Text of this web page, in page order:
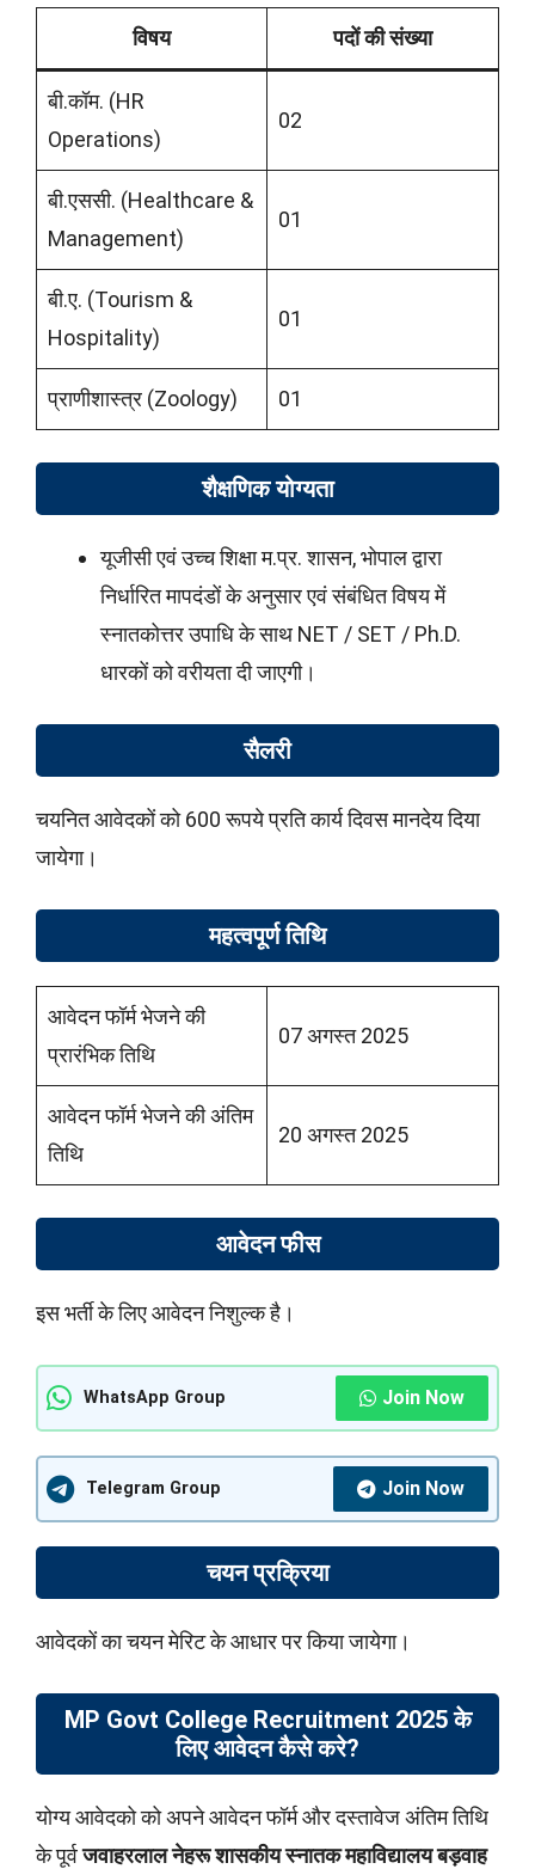
विषय पदों की संख्या
बी.कॉम. (HR
Operations)
02
बी.एससी. (Healthcare &
Management)
01
बी.ए. (Tourism &
Hospitality)
01
प्राणीशास्त्र (Zoology) 01
शैक्षणिक योग्यता
यूजीसी एवं उच्च शिक्षा म.प्र. शासन, भोपाल द्वारा
निर्धारित मापदंडों के अनुसार एवं संबंधित विषय में
स्नातकोत्तर उपाधि के साथ NET / SET / Ph.D.
धारकों को वरीयता दी जाएगी।
सैलरी
चयनित आवेदकों को 600 रूपये प्रति कार्य दिवस मानदेय दिया
जायेगा।
महत्वपूर्ण तिथि
आवेदन फॉर्म भेजने की
प्रारंभिक तिथि
07 अगस्त 2025
आवेदन फॉर्म भेजने की अंतिम
तिथि
20 अगस्त 2025
आवेदन फीस
इस भर्ती के लिए आवेदन निशुल्क है।
WhatsApp Group Join Now
Telegram Group Join Now
चयन प्रक्रिया
आवेदकों का चयन मेरिट के आधार पर किया जायेगा।
MP Govt College Recruitment 2025 के
लिए आवेदन कैसे करे?
योग्य आवेदको को अपने आवेदन फॉर्म और दस्तावेज अंतिम तिथि
के पूर्वजवाहरलाल नेहरू शासकीय स्नातक महाविद्यालय बड़वाह